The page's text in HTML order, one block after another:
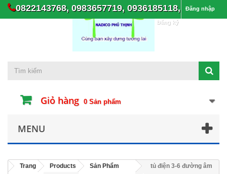
0822143768, 0983657719, 0936185118, Đăng nhập
Đăng ký
Giỏ hàng 0 Sản phẩm
MENU
Trang
Products
Sản Phẩm
tủ điện 3-6 đường âm